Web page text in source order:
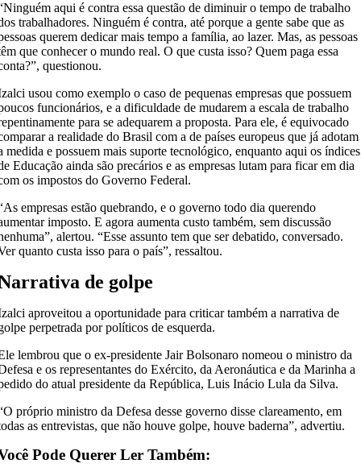
aqui é contra essa questão de diminuir o tempo de trabalho
trabalhadores. Ninguém é contra, até porque a gente sabe que as
querem dedicar mais tempo a família, ao lazer. Mas, as pessoas
que conhecer o mundo real. O que custa isso? Quem paga essa
questionou.
usou como exemplo o caso de pequenas empresas que possuem
funcionários, e a dificuldade de mudarem a escala de trabalho
para se adequarem a proposta. Para ele, é equivocado
a realidade do Brasil com a de países europeus que já adotam
medida e possuem mais suporte tecnológico, enquanto aqui os índices
Educação ainda são precários e as empresas lutam para ficar em dia
os impostos do Governo Federal.
empresas estão quebrando, e o governo todo dia querendo
imposto. E agora aumenta custo também, sem discussão
alertou. “Esse assunto tem que ser debatido, conversado.
quanto custa isso para o país”, ressaltou.
de golpe
aproveitou a oportunidade para criticar também a narrativa de
perpetrada por políticos de esquerda.
lembrou que o ex-presidente Jair Bolsonaro nomeou o ministro da
e os representantes do Exército, da Aeronáutica e da Marinha a
do atual presidente da República, Luis Inácio Lula da Silva.
próprio ministro da Defesa desse governo disse clareamento, em
as entrevistas, que não houve golpe, houve baderna”, advertiu.
Pode Querer Ler Também: